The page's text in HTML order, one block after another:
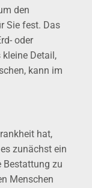
den
Sie fest. Das
oder
Detail,
kann im
hat,
zunächst ein
Bestattung zu
Menschen